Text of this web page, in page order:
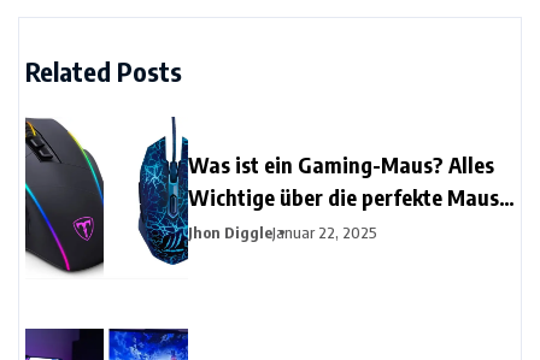
Related Posts
Was ist ein Gaming-Maus? Alles
Wichtige über die perfekte Maus
für Gamer
Jhon DiggleJanuar 22, 2025